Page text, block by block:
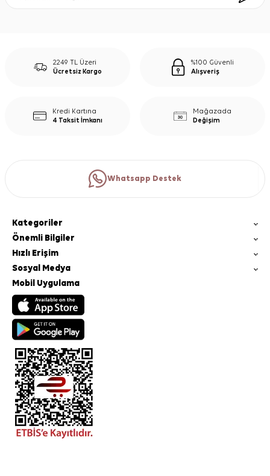
2249 TL Üzeri
Ücretsiz Kargo
%100 Güvenli
Alışveriş
Kredi Kartına
4 Taksit İmkanı
Mağazada
Değişim
Whatsapp Destek
Kategoriler
Önemli Bilgiler
Hızlı Erişim
Sosyal Medya
Mobil Uygulama